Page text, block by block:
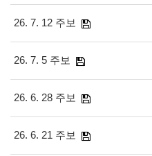
26. 7. 12 주보
26. 7. 5 주보
26. 6. 28 주보
26. 6. 21 주보